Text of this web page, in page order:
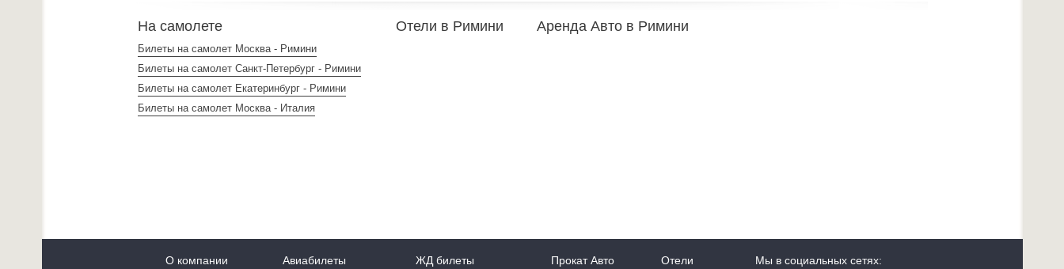
На самолете
Билеты на самолет Москва - Римини
Билеты на самолет Санкт-Петербург - Римини
Билеты на самолет Екатеринбург - Римини
Билеты на самолет Москва - Италия
Отели в Римини Аренда Авто в Римини
О компании Авиабилеты ЖД билеты Прокат Авто Отели Мы в социальных сетях: